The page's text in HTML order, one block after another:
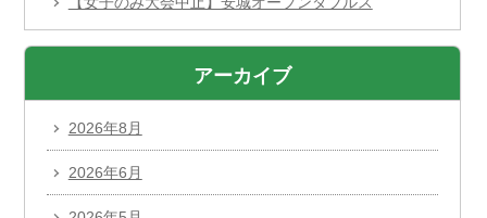
アーカイブ
2026年8月
2026年6月